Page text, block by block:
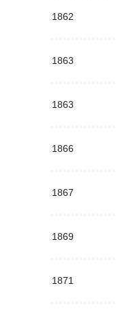
1862
1863
1863
1866
1867
1869
1871